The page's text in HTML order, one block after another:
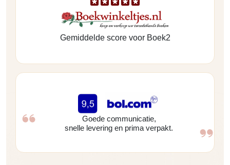
Gemiddelde score voor Boek2
Goede communicatie,
snelle levering en prima verpakt.